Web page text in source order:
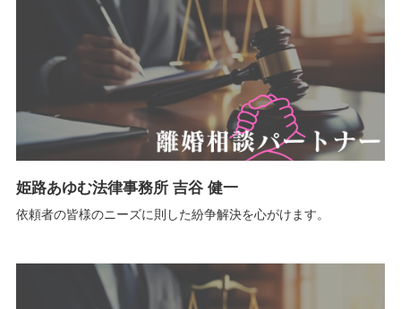
姫路あゆむ法律事務所 吉谷 健一
依頼者の皆様のニーズに則した紛争解決を心がけます。